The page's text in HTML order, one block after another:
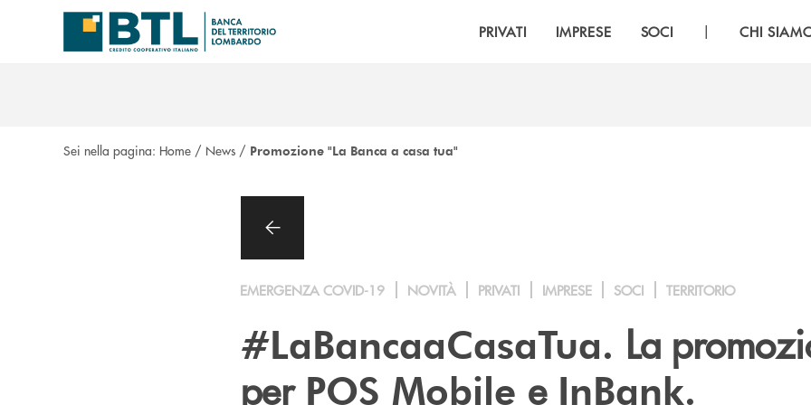
Salta al contenuto principale
PRIVATI IMPRESE SOCI | CHI
Sei nella pagina: Home / News / Promozione "La Banca a casa tua"
EMERGENZA COVID-19 NOVITÀ PRIVATI IMPRESE SOCI TERRITORIO
#LaBancaaCasaTua. La
per POS Mobile e InBank.